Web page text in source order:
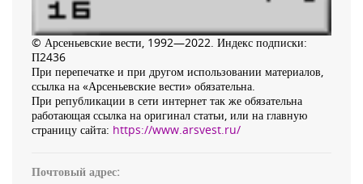
© Арсеньевские вести, 1992—2022. Индекс подписки:
П2436
При перепечатке и при другом использовании материалов,
ссылка на «Арсеньевские вести» обязательна.
При републикации в сети интернет так же обязательна
работающая ссылка на оригинал статьи, или на главную
страницу сайта: https://www.arsvest.ru/
Почтовый адрес: